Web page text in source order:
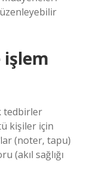
tedbirler
kişiler için
(noter, tapu)
(akıl sağlığı